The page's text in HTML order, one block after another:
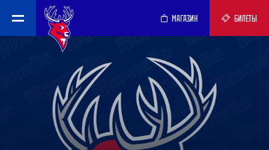
МАГАЗИН БИЛЕТЫ